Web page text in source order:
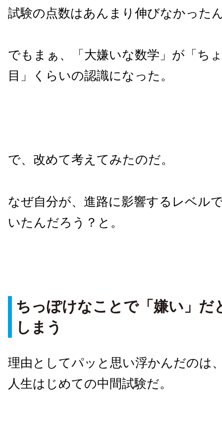
試験の点数はあんまり伸びなかった
でもまぁ、「大嫌いな数学」が「ち
目」くらいの認識になった。
で、改めて考えてみたのだ。
なぜ自分が、進路に影響するレベル
いたんだろう？と。
ちっぽけなことで「嫌い」だ
しまう
理由としてパッと思い浮かんだのは
人生はじめての中間試験だ。